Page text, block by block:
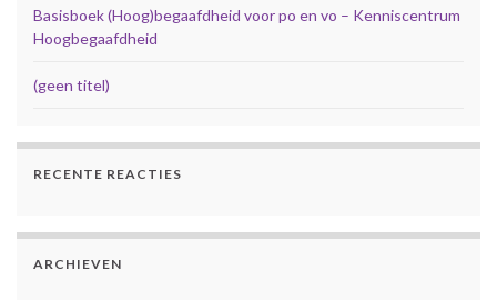
Basisboek (Hoog)begaafdheid voor po en vo – Kenniscentrum
Hoogbegaafdheid
(geen titel)
RECENTE REACTIES
ARCHIEVEN